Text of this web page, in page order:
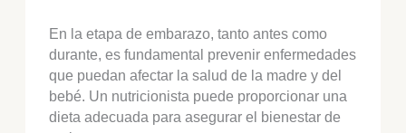
En la etapa de embarazo, tanto antes como
durante, es fundamental prevenir enfermedades
que puedan afectar la salud de la madre y del
bebé. Un nutricionista puede proporcionar una
dieta adecuada para asegurar el bienestar de